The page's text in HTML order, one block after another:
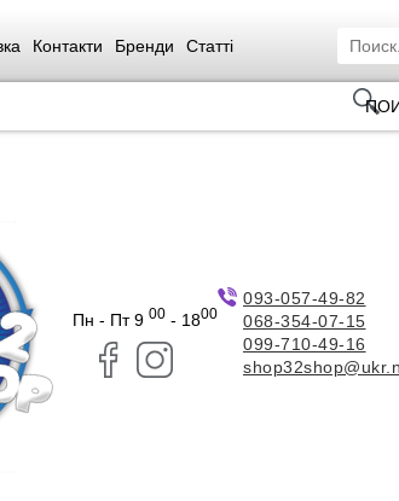
Контакти Бренди Статті
Пн - Пт 9 00 - 1800
093-057-49-82
068-354-07-15
099-710-49-16